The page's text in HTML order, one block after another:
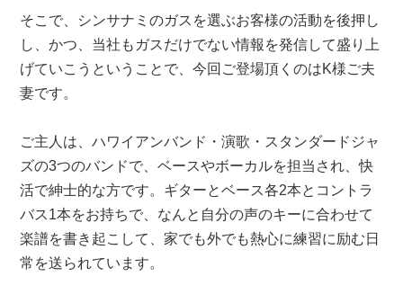
そこで、シンサナミのガスを選ぶお客様の活動を後押し
し、かつ、当社もガスだけでない情報を発信して盛り上
げていこうということで、今回ご登場頂くのはK様ご夫
妻です。
ご主人は、ハワイアンバンド・演歌・スタンダードジャ
ズの3つのバンドで、ベースやボーカルを担当され、快
活で紳士的な方です。ギターとベース各2本とコントラ
バス1本をお持ちで、なんと自分の声のキーに合わせて
楽譜を書き起こして、家でも外でも熱心に練習に励む日
常を送られています。